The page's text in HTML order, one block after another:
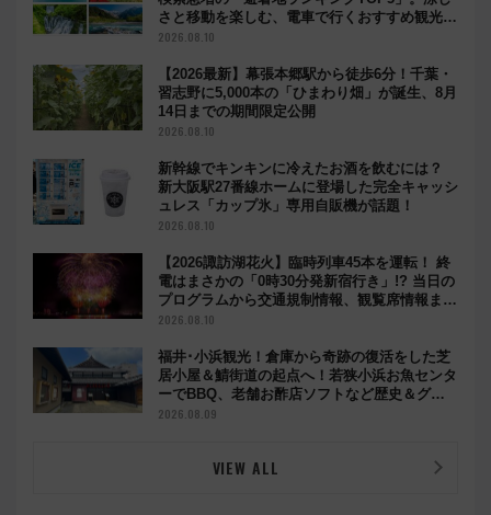
さと移動を楽しむ、電車で行くおすすめ観光情
報も
2026.08.10
【2026最新】幕張本郷駅から徒歩6分！千葉・
習志野に5,000本の「ひまわり畑」が誕生、8月
14日までの期間限定公開
2026.08.10
新幹線でキンキンに冷えたお酒を飲むには？
新大阪駅27番線ホームに登場した完全キャッシ
ュレス「カップ氷」専用自販機が話題！
2026.08.10
【2026諏訪湖花火】臨時列車45本を運転！ 終
電はまさかの「0時30分発新宿行き」!? 当日の
プログラムから交通規制情報、観覧席情報まで
徹底解説
2026.08.10
福井･小浜観光！倉庫から奇跡の復活をした芝
居小屋＆鯖街道の起点へ！若狭小浜お魚センタ
ーでBBQ、老舗お酢店ソフトなど歴史＆グル
メ散歩
2026.08.09
VIEW ALL